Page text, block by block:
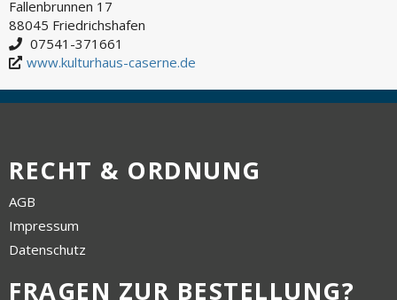
Fallenbrunnen 17
88045 Friedrichshafen
07541-371661
www.kulturhaus-caserne.de
RECHT & ORDNUNG
AGB
Impressum
Datenschutz
FRAGEN ZUR BESTELLUNG?